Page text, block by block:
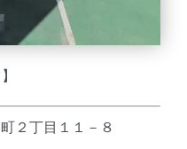
２丁目１１－８